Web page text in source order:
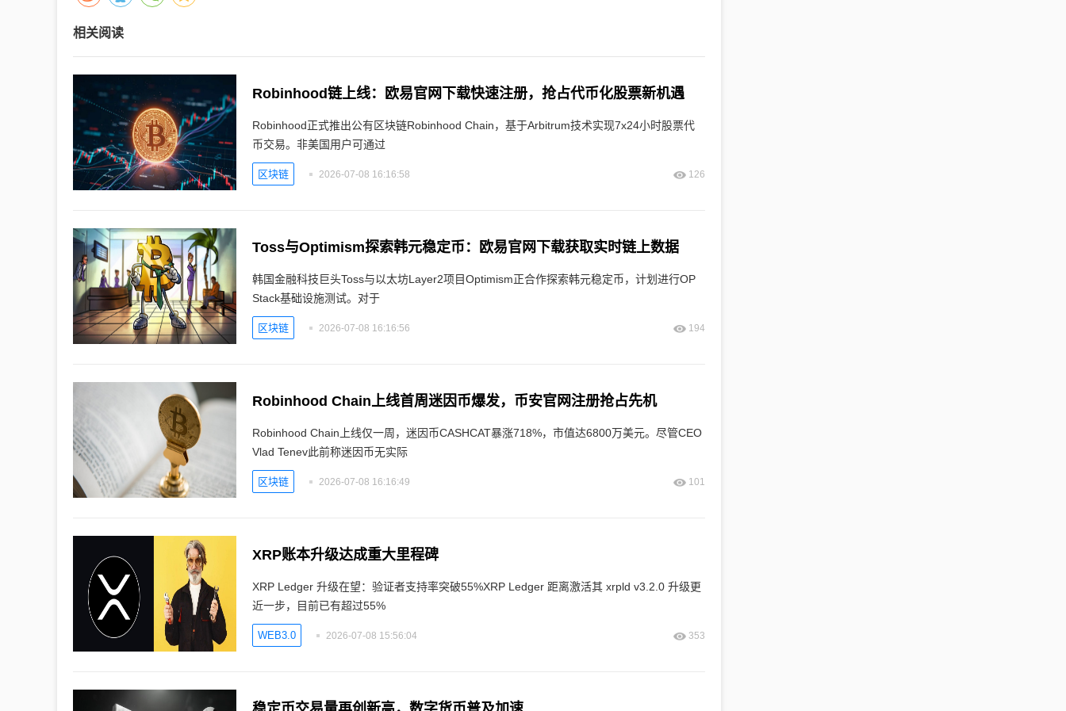
相关阅读
Robinhood链上线：欧易官网下载快速注册，抢占代币化股票新机遇
Robinhood正式推出公有区块链Robinhood Chain，基于Arbitrum技术实现7x24小时股票代
币交易。非美国用户可通过
区块链 2026-07-08 16:16:58 126
Toss与Optimism探索韩元稳定币：欧易官网下载获取实时链上数据
韩国金融科技巨头Toss与以太坊Layer2项目Optimism正合作探索韩元稳定币，计划进行OP
Stack基础设施测试。对于
区块链 2026-07-08 16:16:56 194
Robinhood Chain上线首周迷因币爆发，币安官网注册抢占先机
Robinhood Chain上线仅一周，迷因币CASHCAT暴涨718%，市值达6800万美元。尽管CEO
Vlad Tenev此前称迷因币无实际
区块链 2026-07-08 16:16:49 101
XRP账本升级达成重大里程碑
XRP Ledger 升级在望：验证者支持率突破55%XRP Ledger 距离激活其 xrpld v3.2.0 升级更
近一步，目前已有超过55%
WEB3.0 2026-07-08 15:56:04 353